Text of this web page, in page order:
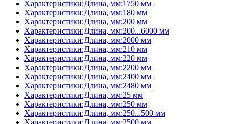
Характеристики:Длина, мм:1750 мм
Характеристики:Длина, мм:180 мм
Характеристики:Длина, мм:200 мм
Характеристики:Длина, мм:200...6000 мм
Характеристики:Длина, мм:2000 мм
Характеристики:Длина, мм:210 мм
Характеристики:Длина, мм:220 мм
Характеристики:Длина, мм:2200 мм
Характеристики:Длина, мм:2400 мм
Характеристики:Длина, мм:2480 мм
Характеристики:Длина, мм:25 мм
Характеристики:Длина, мм:250 мм
Характеристики:Длина, мм:250...500 мм
Характеристики:Длина, мм:2500 мм